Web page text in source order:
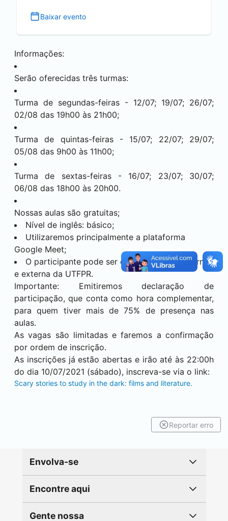
Baixar evento
Informações:
Serão oferecidas três turmas:
Turma de segundas-feiras - 12/07; 19/07; 26/07;
02/08 das 19h00 às 21h00;
Turma de quintas-feiras - 15/07; 22/07; 29/07;
05/08 das 9h00 às 11h00;
Turma de sextas-feiras - 16/07; 23/07; 30/07;
06/08 das 18h00 às 20h00.
Nossas aulas são gratuitas;
Nível de inglês: básico;
Utilizaremos principalmente a plataforma
Google Meet;
O participante pode ser da comunidade interna
e externa da UTFPR.
Importante: Emitiremos declaração de
participação, que conta como hora complementar,
para quem tiver mais de 75% de presença nas
aulas.
As vagas são limitadas e faremos a confirmação
por ordem de inscrição.
As inscrições já estão abertas e irão até às 22:00h
do dia 10/07/2021 (sábado), inscreva-se via o link:
Scary stories to study in the dark: films and literature.
Reportar erro
Envolva-se
Encontre aqui
Gente nossa